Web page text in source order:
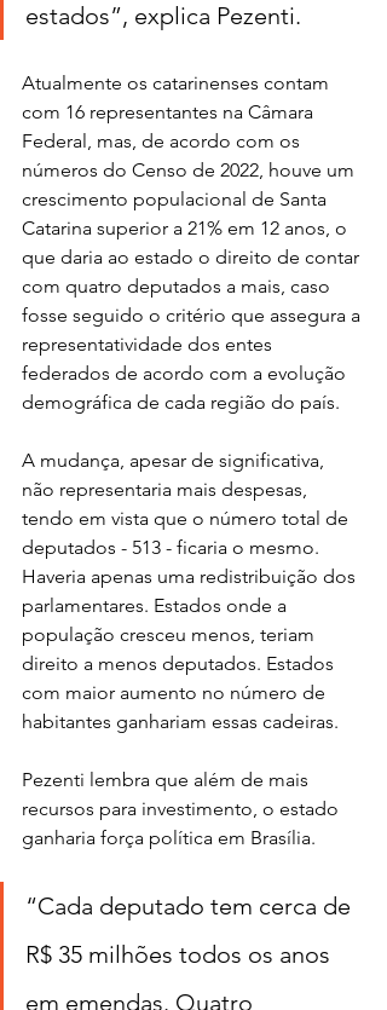
estados”, explica Pezenti.
Atualmente os catarinenses contam
com 16 representantes na Câmara
Federal, mas, de acordo com os
números do Censo de 2022, houve um
crescimento populacional de Santa
Catarina superior a 21% em 12 anos, o
que daria ao estado o direito de contar
com quatro deputados a mais, caso
fosse seguido o critério que assegura a
representatividade dos entes
federados de acordo com a evolução
demográfica de cada região do país.
A mudança, apesar de significativa,
não representaria mais despesas,
tendo em vista que o número total de
deputados - 513 - ficaria o mesmo.
Haveria apenas uma redistribuição dos
parlamentares. Estados onde a
população cresceu menos, teriam
direito a menos deputados. Estados
com maior aumento no número de
habitantes ganhariam essas cadeiras.
Pezenti lembra que além de mais
recursos para investimento, o estado
ganharia força política em Brasília.
“Cada deputado tem cerca de
R$ 35 milhões todos os anos
em emendas. Quatro